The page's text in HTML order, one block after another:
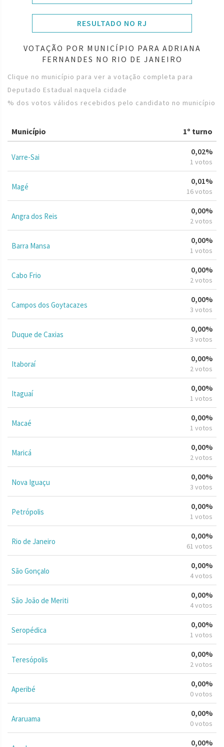
RESULTADO NO RJ
VOTAÇÃO POR MUNICÍPIO PARA ADRIANA
FERNANDES NO RIO DE JANEIRO
Clique no município para ver a votação completa para
Deputado Estadual naquela cidade
% dos votos válidos recebidos pelo candidato no município
Município 1º turno
Varre-Sai
0,02%
1 votos
Magé
0,01%
16 votos
Angra dos Reis
0,00%
2 votos
Barra Mansa
0,00%
1 votos
Cabo Frio
0,00%
2 votos
Campos dos Goytacazes
0,00%
3 votos
Duque de Caxias
0,00%
3 votos
Itaboraí
0,00%
2 votos
Itaguaí
0,00%
1 votos
Macaé
0,00%
1 votos
Maricá
0,00%
2 votos
Nova Iguaçu
0,00%
3 votos
Petrópolis
0,00%
1 votos
Rio de Janeiro
0,00%
61 votos
São Gonçalo
0,00%
4 votos
São João de Meriti
0,00%
4 votos
Seropédica
0,00%
1 votos
Teresópolis
0,00%
2 votos
Aperibé
0,00%
0 votos
Araruama
0,00%
0 votos
0,00%